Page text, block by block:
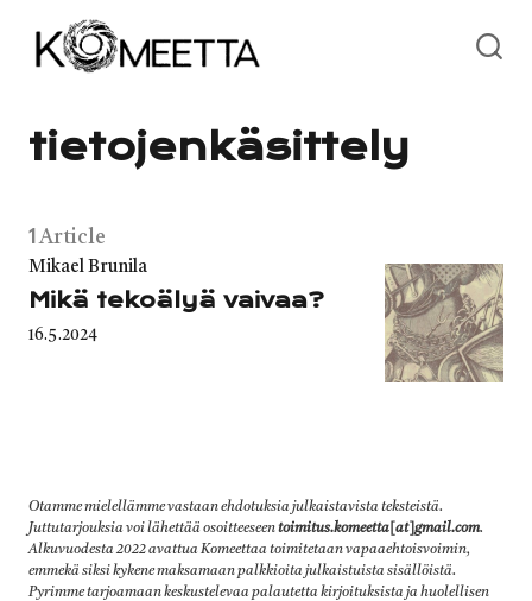
tietojenkäsittely
1Article
Category
Mikael Brunila
Mikä tekoälyä vaivaa?
Published
16.5.2024
Otamme mielellämme vastaan ehdotuksia julkaistavista teksteistä.
Juttutarjouksia voi lähettää osoitteeseentoimitus.komeetta[at]gmail.com.
Alkuvuodesta 2022 avattua Komeettaa toimitetaan vapaaehtoisvoimin,
emmekä siksi kykene maksamaan palkkioita julkaistuista sisällöistä.
Pyrimme tarjoamaan keskustelevaa palautetta kirjoituksista ja huolellisen